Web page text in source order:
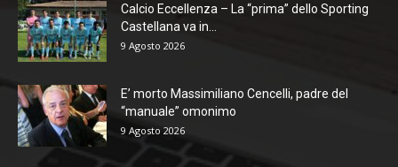
Calcio Eccellenza – La “prima” dello Sporting
Castellana va in...
9 Agosto 2026
E’ morto Massimiliano Cencelli, padre del
“manuale” omonimo
9 Agosto 2026